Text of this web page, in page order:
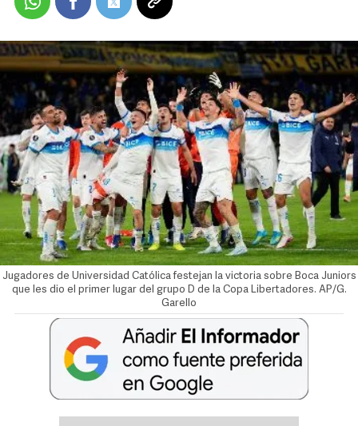
Jugadores de Universidad Católica festejan la victoria sobre Boca Juniors
que les dio el primer lugar del grupo D de la Copa Libertadores. AP/G.
Garello